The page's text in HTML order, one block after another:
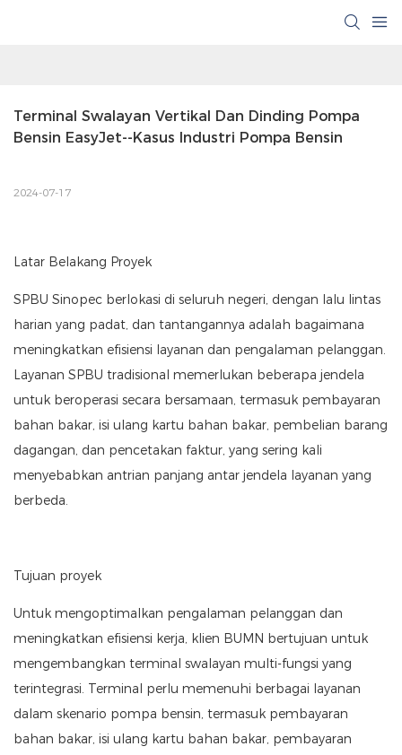
Terminal Swalayan Vertikal Dan Dinding Pompa
Bensin EasyJet--Kasus Industri Pompa Bensin
2024-07-17
Latar Belakang Proyek
SPBU Sinopec berlokasi di seluruh negeri, dengan lalu lintas
harian yang padat, dan tantangannya adalah bagaimana
meningkatkan efisiensi layanan dan pengalaman pelanggan.
Layanan SPBU tradisional memerlukan beberapa jendela
untuk beroperasi secara bersamaan, termasuk pembayaran
bahan bakar, isi ulang kartu bahan bakar, pembelian barang
dagangan, dan pencetakan faktur, yang sering kali
menyebabkan antrian panjang antar jendela layanan yang
berbeda.
Tujuan proyek
Untuk mengoptimalkan pengalaman pelanggan dan
meningkatkan efisiensi kerja, klien BUMN bertujuan untuk
mengembangkan terminal swalayan multi-fungsi yang
terintegrasi. Terminal perlu memenuhi berbagai layanan
dalam skenario pompa bensin, termasuk pembayaran
bahan bakar, isi ulang kartu bahan bakar, pembayaran